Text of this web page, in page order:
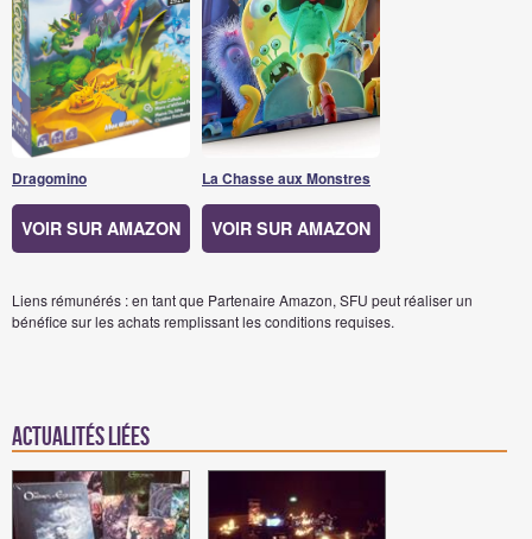
Dragomino
VOIR SUR AMAZON
La Chasse aux Monstres
VOIR SUR AMAZON
Liens rémunérés : en tant que Partenaire Amazon, SFU peut réaliser un
bénéfice sur les achats remplissant les conditions requises.
Actualités Liées